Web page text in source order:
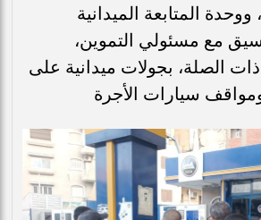
المتابعة الميدانية
مع مسئولي التموين،
الصلة، بجولات ميدانية على
سيارات الأجرة